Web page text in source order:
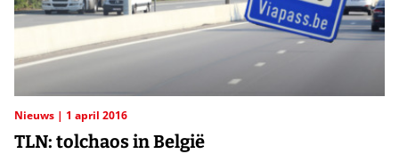
Nieuws 1 april 2016
TLN: tolchaos in België